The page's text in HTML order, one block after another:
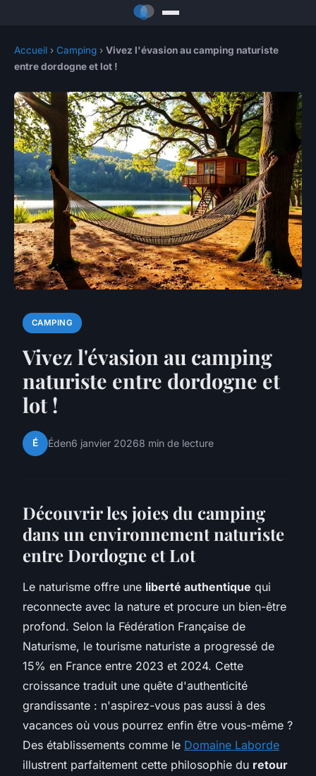
Accueil › Camping › Vivez l'évasion au camping naturiste
entre dordogne et lot !
CAMPING
Vivez l'évasion au camping
naturiste entre dordogne et
lot !
É Éden6 janvier 20268 min de lecture
Découvrir les joies du camping
dans un environnement naturiste
entre Dordogne et Lot
Le naturisme offre une liberté authentique qui
reconnecte avec la nature et procure un bien-être
profond. Selon la Fédération Française de
Naturisme, le tourisme naturiste a progressé de
15% en France entre 2023 et 2024. Cette
croissance traduit une quête d'authenticité
grandissante : n'aspirez-vous pas aussi à des
vacances où vous pourrez enfin être vous-même ?
Des établissements comme le Domaine Laborde
illustrent parfaitement cette philosophie du retour